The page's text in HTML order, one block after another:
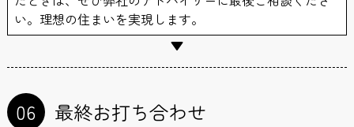
い。理想の住まいを実現します。
06 最終お打ち合わせ